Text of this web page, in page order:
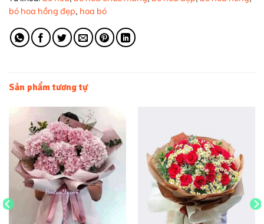
bó hoa hồng đẹp, hoa bó
Sản phẩm tương tự